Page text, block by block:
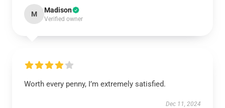
M Madison
Verified owner
Worth every penny, I’m extremely satisfied.
Dec 11, 2024